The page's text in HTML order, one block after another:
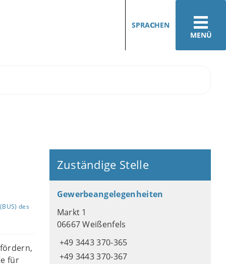
MENÜ
SPRACHEN
des
für
Zuständige Stelle
Gewerbeangelegenheiten
Markt 1
06667 Weißenfels
+49 3443 370-365
+49 3443 370-367